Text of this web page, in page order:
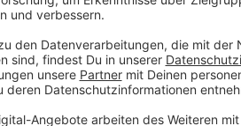
Weitere Infos und
So berichtet die Stadt